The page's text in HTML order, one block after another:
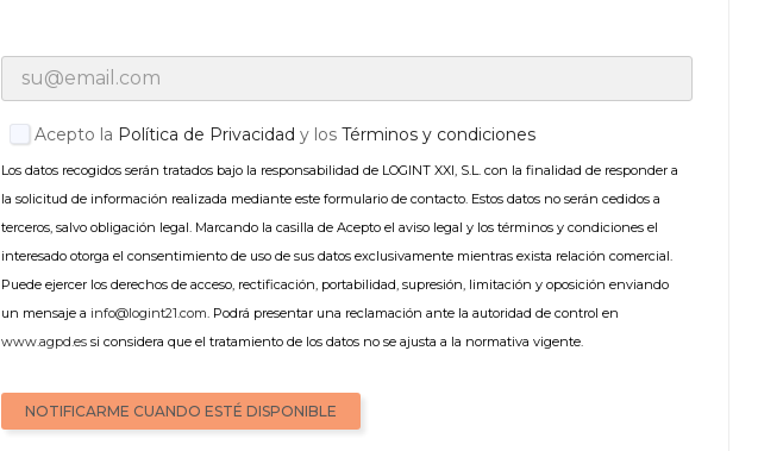
Acepto la Política de Privacidad y los Términos y condiciones
Los datos recogidos serán tratados bajo la responsabilidad de LOGINT XXI, S.L. con la finalidad de responder a
la solicitud de información realizada mediante este formulario de contacto. Estos datos no serán cedidos a
terceros, salvo obligación legal. Marcando la casilla de Acepto el aviso legal y los términos y condiciones el
interesado otorga el consentimiento de uso de sus datos exclusivamente mientras exista relación comercial.
Puede ejercer los derechos de acceso, rectificación, portabilidad, supresión, limitación y oposición enviando
un mensaje a info@logint21.com. Podrá presentar una reclamación ante la autoridad de control en
www.agpd.es si considera que el tratamiento de los datos no se ajusta a la normativa vigente.
NOTIFICARME CUANDO ESTÉ DISPONIBLE